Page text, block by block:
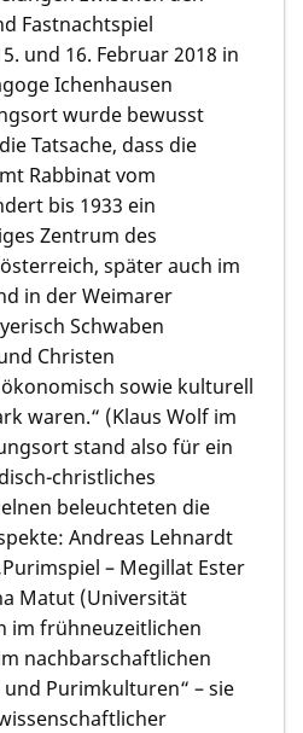
Fastnachtspiel
und 16. Februar 2018 in
Ichenhausen
wurde bewusst
Tatsache, dass die
Rabbinat vom
bis 1933 ein
Zentrum des
später auch im
in der Weimarer
Schwaben
Christen
sowie kulturell
waren.“ (Klaus Wolf im
stand also für ein
christliches
beleuchteten die
Andreas Lehnardt
– Megillat Ester
Matut (Universität
im frühneuzeitlichen
nachbarschaftlichen
Purimkulturen“ – sie